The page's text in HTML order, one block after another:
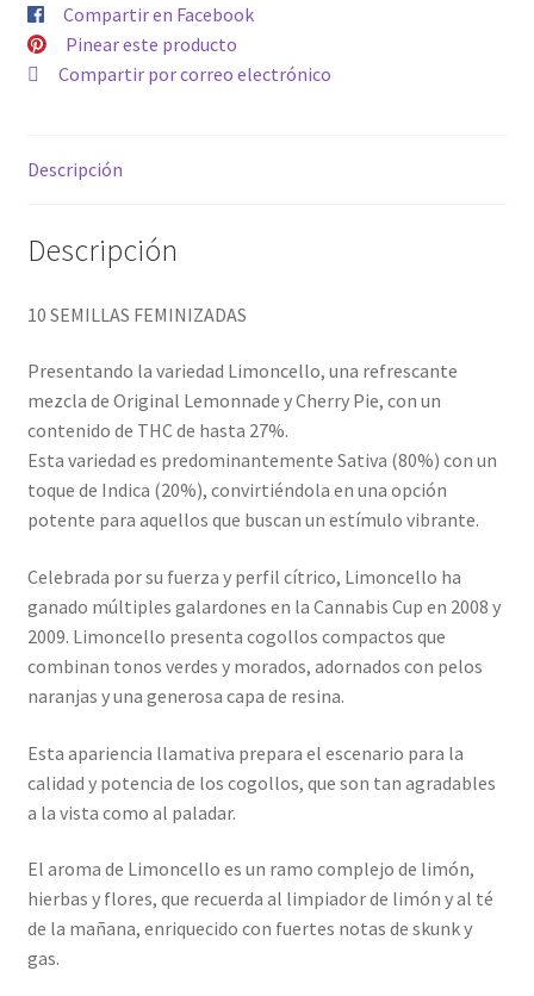
Compartir en Facebook
Pinear este producto
Compartir por correo electrónico
Descripción
Descripción
10 SEMILLAS FEMINIZADAS
Presentando la variedad Limoncello, una refrescante
mezcla de Original Lemonnade y Cherry Pie, con un
contenido de THC de hasta 27%.
Esta variedad es predominantemente Sativa (80%) con un
toque de Indica (20%), convirtiéndola en una opción
potente para aquellos que buscan un estímulo vibrante.
Celebrada por su fuerza y perfil cítrico, Limoncello ha
ganado múltiples galardones en la Cannabis Cup en 2008 y
2009. Limoncello presenta cogollos compactos que
combinan tonos verdes y morados, adornados con pelos
naranjas y una generosa capa de resina.
Esta apariencia llamativa prepara el escenario para la
calidad y potencia de los cogollos, que son tan agradables
a la vista como al paladar.
El aroma de Limoncello es un ramo complejo de limón,
hierbas y flores, que recuerda al limpiador de limón y al té
de la mañana, enriquecido con fuertes notas de skunk y
gas.